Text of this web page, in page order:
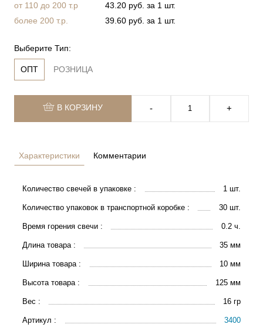
от 110 до 200 т.р
43.20 руб. за 1 шт.
более 200 т.р.
39.60 руб. за 1 шт.
Выберите Тип:
ОПТ РОЗНИЦА
В КОРЗИНУ ‐ +
Характеристики
Количество свечей в упаковке : 1 шт.
Количество упаковок в транспортной коробке : 30 шт.
Время горения свечи : 0.2 ч.
Длина товара : 35 мм
Ширина товара : 10 мм
Высота товара : 125 мм
Вес : 16 гр
Артикул : 3400
Комментарии